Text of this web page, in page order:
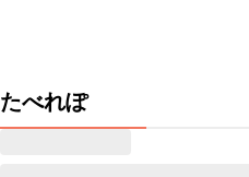
たべれぽ